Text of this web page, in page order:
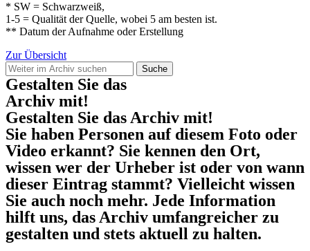
* SW = Schwarzweiß,
1-5 = Qualität der Quelle, wobei 5 am besten ist.
** Datum der Aufnahme oder Erstellung
Zur Übersicht
Suche
Gestalten Sie das
Archiv mit!
Gestalten Sie das Archiv mit!
Sie haben Personen auf diesem Foto oder
Video erkannt? Sie kennen den Ort,
wissen wer der Urheber ist oder von wann
dieser Eintrag stammt? Vielleicht wissen
Sie auch noch mehr. Jede Information
hilft uns, das Archiv umfangreicher zu
gestalten und stets aktuell zu halten.